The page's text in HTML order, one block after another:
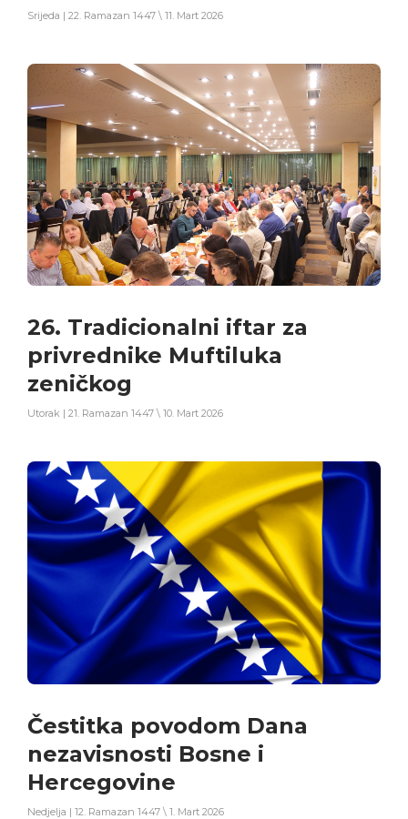
Srijeda | 22. Ramazan 1447 \ 11. Mart 2026
26. Tradicionalni iftar za
privrednike Muftiluka
zeničkog
Utorak | 21. Ramazan 1447 \ 10. Mart 2026
Čestitka povodom Dana
nezavisnosti Bosne i
Hercegovine
Nedjelja | 12. Ramazan 1447 \ 1. Mart 2026